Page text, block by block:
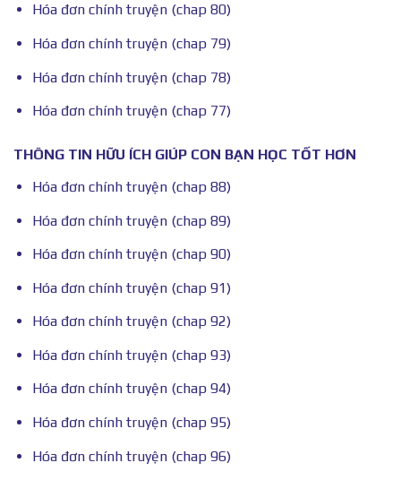
Hóa đơn chính truyện (chap 80)
Hóa đơn chính truyện (chap 79)
Hóa đơn chính truyện (chap 78)
Hóa đơn chính truyện (chap 77)
THÔNG TIN HỮU ÍCH GIÚP CON BẠN HỌC TỐT HƠN
Hóa đơn chính truyện (chap 88)
Hóa đơn chính truyện (chap 89)
Hóa đơn chính truyện (chap 90)
Hóa đơn chính truyện (chap 91)
Hóa đơn chính truyện (chap 92)
Hóa đơn chính truyện (chap 93)
Hóa đơn chính truyện (chap 94)
Hóa đơn chính truyện (chap 95)
Hóa đơn chính truyện (chap 96)